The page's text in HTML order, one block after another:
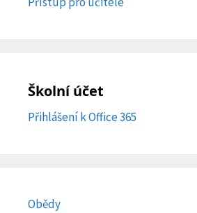
Školní účet
Přihlášení k Office 365
Obědy